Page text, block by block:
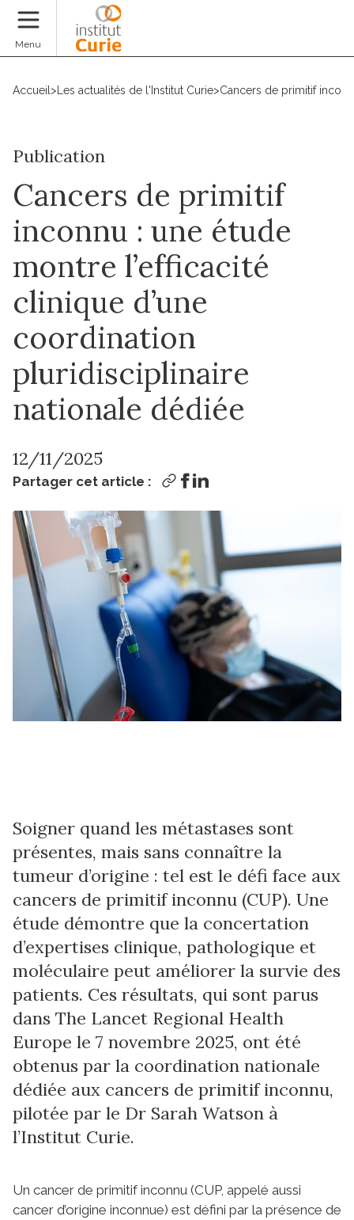
Menu
Accueil > Les actualités de l'Institut Curie>Cancers de primitif
Publication
Cancers de primitif
inconnu : une étude
montre l’efficacité
clinique d’une
coordination
pluridisciplinaire
nationale dédiée
12/11/2025
Partager cet article :
Soigner quand les métastases sont
présentes, mais sans connaître la
tumeur d’origine : tel est le défi face aux
cancers de primitif inconnu (CUP). Une
étude démontre que la concertation
d’expertises clinique, pathologique et
moléculaire peut améliorer la survie des
patients. Ces résultats, qui sont parus
dans The Lancet Regional Health
Europe le 7 novembre 2025, ont été
obtenus par la coordination nationale
dédiée aux cancers de primitif inconnu,
pilotée par le Dr Sarah Watson à
l’Institut Curie.
Un cancer de primitif inconnu (CUP, appelé aussi
cancer d’origine inconnue) est défini par la présence de